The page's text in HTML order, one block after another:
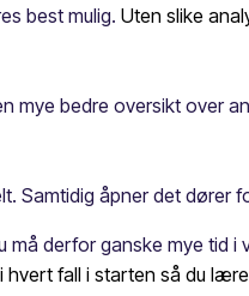
best mulig. Uten slike
mye bedre oversikt over
Samtidig åpner det dører
må derfor ganske mye tid
hvert fall i starten så du